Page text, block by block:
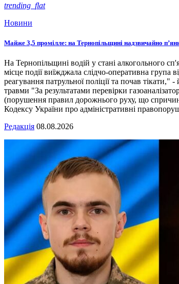
trending_flat
Новини
Майже 3,5 промілле: на Тернопільщині надзвичайно
На Тернопільщині водій у стані алкогольного
місце події виїжджала слідчо-оперативна
реагування патрульної поліції та почав
травми "За результатами перевірки
(порушення правил дорожнього руху, що
Кодексу України про адміністративні
Редакція 08.08.2026